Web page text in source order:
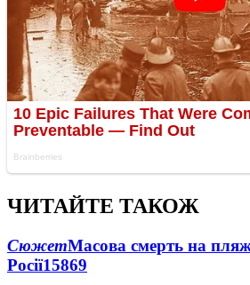
ЧИТАЙТЕ ТАКОЖ
СюжетМасова смерть на
Росії15869